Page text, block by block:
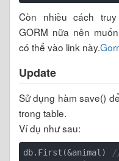
Còn nhiều cách
GORM nữa nên
có thể vào link này.
Update
Sử dụng hàm save()
trong table.
Ví dụ như sau:
db.First(&animal)